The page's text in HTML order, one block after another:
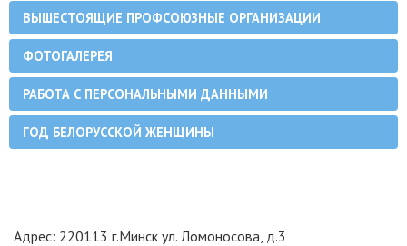
ВЫШЕСТОЯЩИЕ ПРОФСОЮЗНЫЕ ОРГАНИЗАЦИИ
ФОТОГАЛЕРЕЯ
РАБОТА С ПЕРСОНАЛЬНЫМИ ДАННЫМИ
ГОД БЕЛОРУССКОЙ ЖЕНЩИНЫ
Адрес: 220113 г.Минск ул. Ломоносова, д.3